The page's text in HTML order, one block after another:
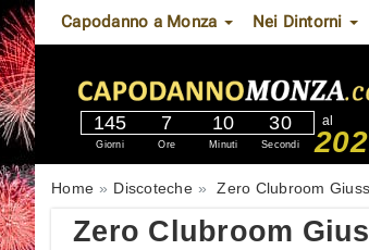
Capodanno a Monza Nei Dintorni
145
Giorni
7
Ore
10
Minuti
29
Secondi
al
Home Discoteche Zero Clubroom
Zero Clubroom